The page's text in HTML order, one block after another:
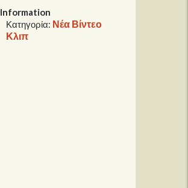
Information
Κατηγορία: Νέα Βίντεο
Κλιπ